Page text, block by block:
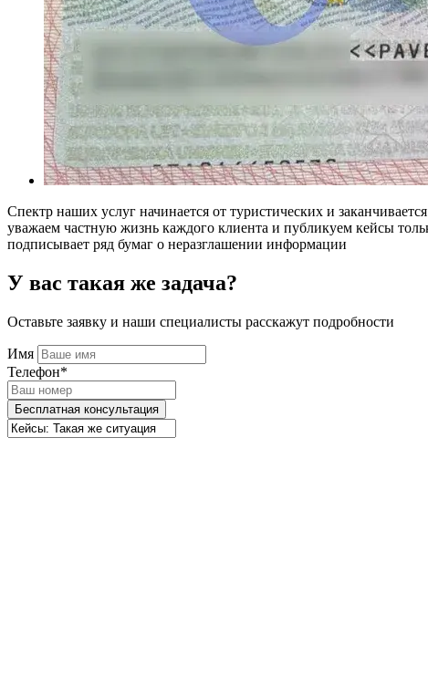
Спектр наших услуг начинается от туристических и
уважаем частную жизнь каждого клиента и публикуем кейсы
подписывает ряд бумаг о неразглашении информации
У вас такая же задача?
Оставьте заявку и наши специалисты расскажут подробности
Имя
Телефон*
Бесплатная консультация